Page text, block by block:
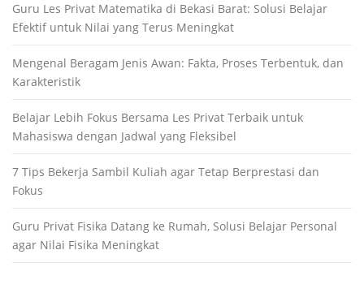
Guru Les Privat Matematika di Bekasi Barat: Solusi Belajar
Efektif untuk Nilai yang Terus Meningkat
Mengenal Beragam Jenis Awan: Fakta, Proses Terbentuk, dan
Karakteristik
Belajar Lebih Fokus Bersama Les Privat Terbaik untuk
Mahasiswa dengan Jadwal yang Fleksibel
7 Tips Bekerja Sambil Kuliah agar Tetap Berprestasi dan
Fokus
Guru Privat Fisika Datang ke Rumah, Solusi Belajar Personal
agar Nilai Fisika Meningkat